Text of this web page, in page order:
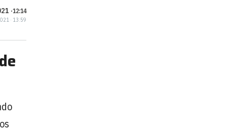
·12:14
· 13:59